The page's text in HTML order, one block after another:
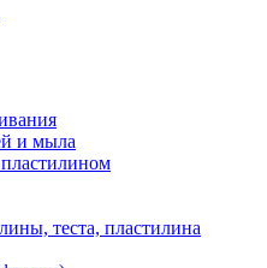
и мыла
теста, пластилина